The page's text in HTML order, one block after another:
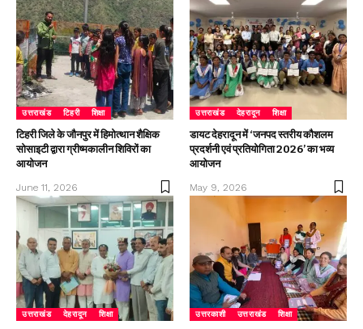
उत्तराखंड टिहरी शिक्षा
टिहरी जिले के जौनपुर में हिमोत्थान शैक्षिक
सोसाइटी द्वारा ग्रीष्मकालीन शिविरों का
आयोजन
June 11, 2026
उत्तराखंड देहरादून शिक्षा
डायट देहरादून में ‘जनपद स्तरीय कौशलम
प्रदर्शनी एवं प्रतियोगिता 2026’ का भव्य
आयोजन
May 9, 2026
उत्तराखंड देहरादून शिक्षा उत्तरकाशी उत्तराखंड शिक्षा